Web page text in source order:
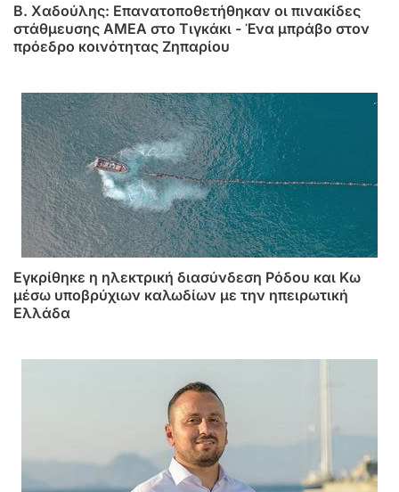
B. Xαδούλης: Επανατοποθετήθηκαν οι πινακίδες
στάθμευσης ΑMΕΑ στο Τιγκάκι - Ένα μπράβο στον
πρόεδρο κοινότητας Ζηπαρίου
Εγκρίθηκε η ηλεκτρική διασύνδεση Ρόδου και Κω
μέσω υποβρύχιων καλωδίων με την ηπειρωτική
Ελλάδα